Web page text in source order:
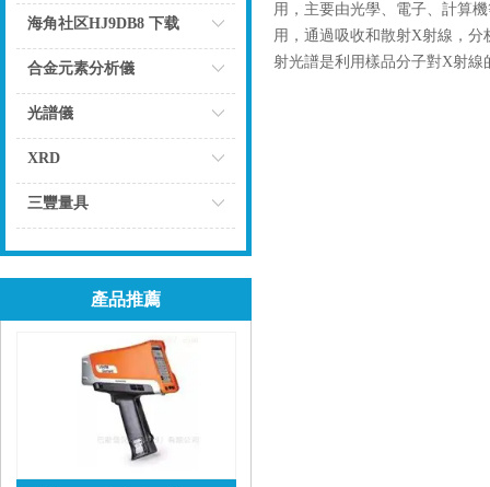
海角社区HJ9DB8 下载
合金元素分析儀
光譜儀
XRD
三豐量具
產品推薦
用，主要由光學、電子、計算
用，通過吸收和散射X射線，
射光譜是利用樣品分子對X射